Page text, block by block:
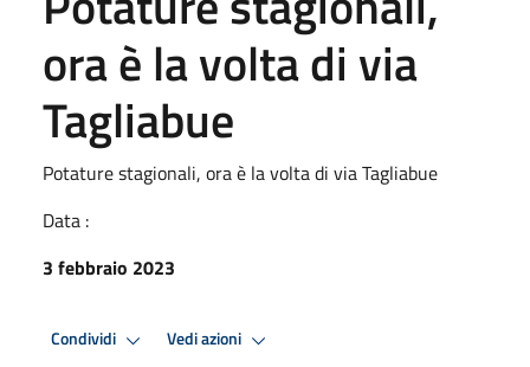
ora è la volta di via
Tagliabue
Potature stagionali, ora è la volta di via Tagliabue
Data :
3 febbraio 2023
Condividi Vedi azioni